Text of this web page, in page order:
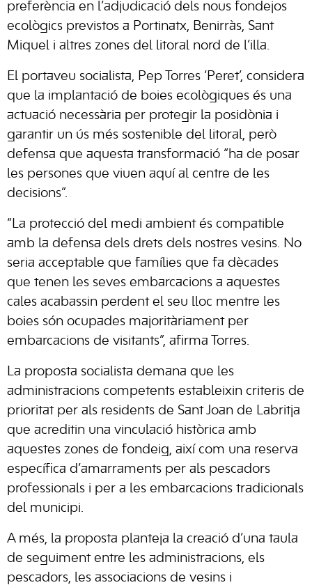
preferència en l’adjudicació dels nous fondejos
ecològics previstos a Portinatx, Benirràs, Sant
Miquel i altres zones del litoral nord de l’illa.
El portaveu socialista, Pep Torres ‘Peret’, considera
que la implantació de boies ecològiques és una
actuació necessària per protegir la posidònia i
garantir un ús més sostenible del litoral, però
defensa que aquesta transformació “ha de posar
les persones que viuen aquí al centre de les
decisions”.
“La protecció del medi ambient és compatible
amb la defensa dels drets dels nostres vesins. No
seria acceptable que famílies que fa dècades
que tenen les seves embarcacions a aquestes
cales acabassin perdent el seu lloc mentre les
boies són ocupades majoritàriament per
embarcacions de visitants”, afirma Torres.
La proposta socialista demana que les
administracions competents estableixin criteris de
prioritat per als residents de Sant Joan de Labritja
que acreditin una vinculació històrica amb
aquestes zones de fondeig, així com una reserva
específica d’amarraments per als pescadors
professionals i per a les embarcacions tradicionals
del municipi.
A més, la proposta planteja la creació d’una taula
de seguiment entre les administracions, els
pescadors, les associacions de vesins i